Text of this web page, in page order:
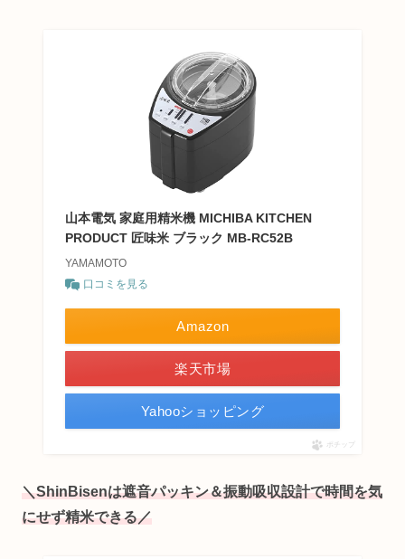
山本電気 家庭用精米機 MICHIBA KITCHEN
PRODUCT 匠味米 ブラック MB-RC52B
YAMAMOTO
口コミを見る
Amazon
楽天市場
Yahooショッピング
ポチップ
＼ShinBisenは遮音パッキン＆振動吸収設計で時間を気
にせず精米できる／